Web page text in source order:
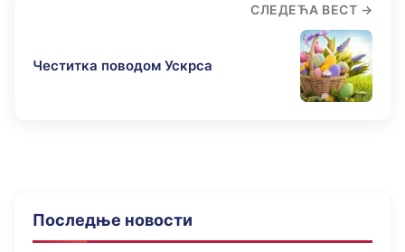
СЛЕДЕЋА ВЕСТ
Честитка поводом Ускрса
Последње новости